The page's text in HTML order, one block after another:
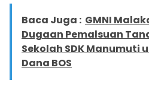
Baca Juga : GMNI
Dugaan Pemalsuan
Sekolah SDK Manumuti
Dana BOS